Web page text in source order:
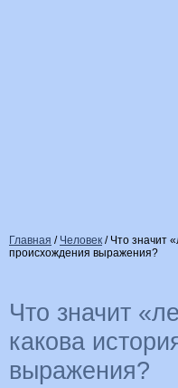
Главная / Человек / Что значит
происхождения выражения?
Что значит
какова
выражения?